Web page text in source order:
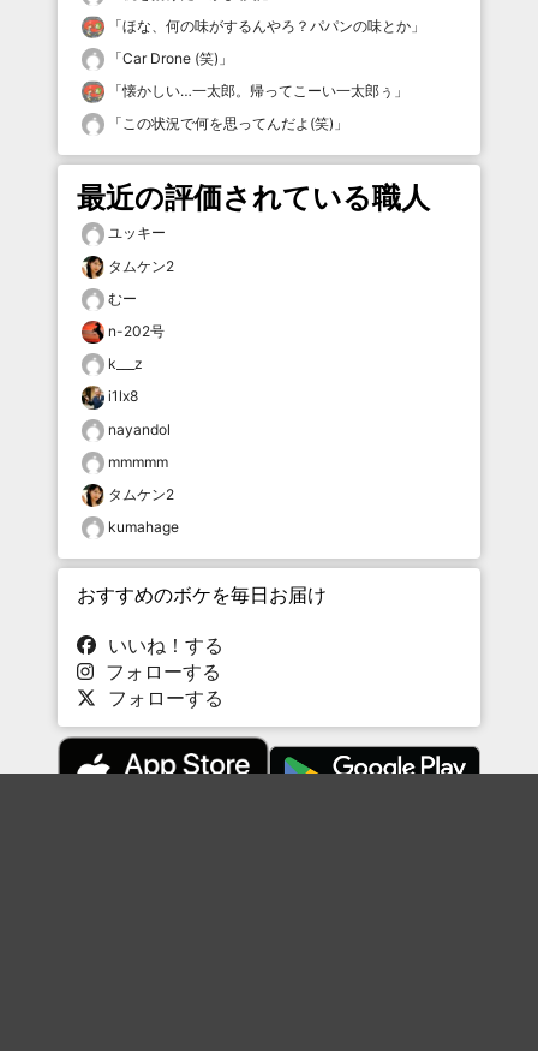
「ほな、何の味がするんやろ？パパンの味とか 」
「Car Drone (笑) 」
「懐かしい…一太郎。帰ってこーい一太郎ぅ 」
「この状況で何を思ってんだよ(笑) 」
最近の評価されている職人
ユッキー
タムケン2
むー
n-202号
k___z
i1lx8
nayandol
mmmmm
タムケン2
kumahage
おすすめのボケを毎日お届け
いいね！する
フォローする
フォローする